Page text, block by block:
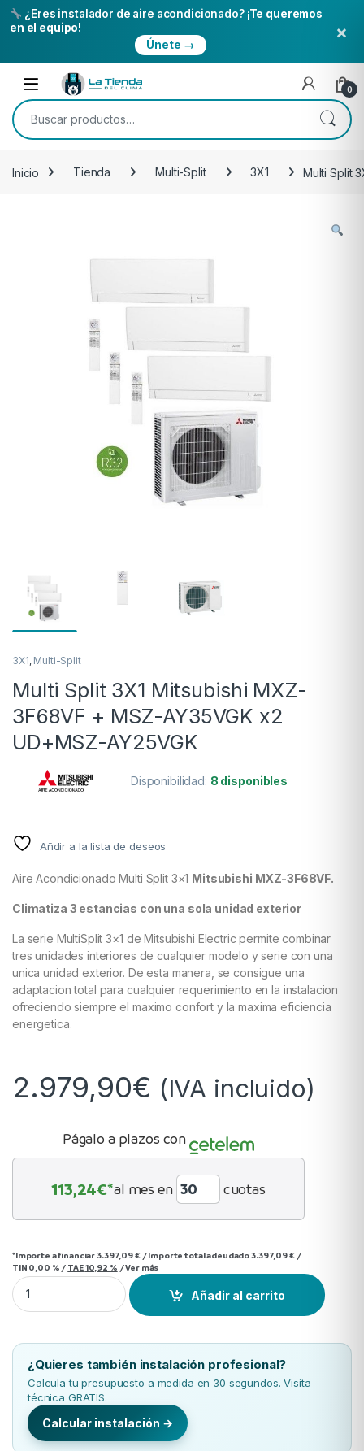
¿Eres instalador de aire acondicionado? ¡Te queremos
en el equipo!
Únete →
×
Skip to navigation
Skip to content
Open 0
Buscar por:
Inicio Tienda Multi-Split 3X1 Multi Split
3X1, Multi-Split
Multi Split 3X1 Mitsubishi MXZ-
3F68VF + MSZ-AY35VGK x2
UD+MSZ-AY25VGK
Disponibilidad: 8 disponibles
Añdir a la lista de deseos
Aire Acondicionado Multi Split 3×1 Mitsubishi MXZ-3F68VF.
Climatiza 3 estancias con una sola unidad exterior
La serie MultiSplit 3×1 de Mitsubishi Electric permite combinar
tres unidades interiores de cualquier modelo y serie con una
unica unidad exterior. De esta manera, se consigue una
adaptacion total para cualquier requerimiento en la instalacion
ofreciendo siempre el maximo confort y la maxima eficiencia
energetica.
2.979,90€ (IVA incluido)
Págalo a plazos con
113,24€*al mes en cuotas
*Importe a financiar3.397,09 € /Importe total adeudado3.397,09 €/
TIN 0,00 % / TAE10,92 % /Ver más
Multi Split 3X1 Mitsubishi MXZ-3F68VF + MSZ-AY35VGK x2
Añadir al carrito
¿Quieres también instalación profesional?
Calcula tu presupuesto a medida en 30 segundos. Visita
técnica GRATIS.
Calcular instalación →